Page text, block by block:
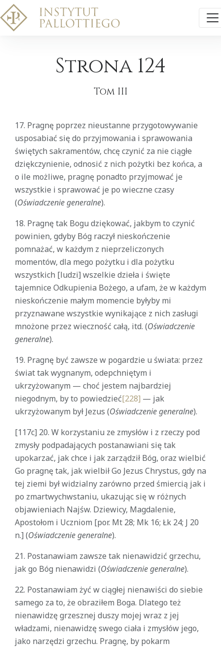
Strona 124
Tom III
17. Pragnę poprzez nieustanne przygotowywanie
usposabiać się do przyjmowania i sprawowania
świętych sakramentów, chcę czynić za nie ciągłe
dziękczynienie, odnosić z nich pożytki bez końca, a
o ile możliwe, pragnę ponadto przyjmować je
wszystkie i sprawować je po wieczne czasy
(Oświadczenie generalne).
18. Pragnę tak Bogu dziękować, jakbym to czynić
powinien, gdyby Bóg raczył nieskończenie
pomnażać, w każdym z nieprzeliczonych
momentów, dla mego pożytku i dla pożytku
wszystkich [ludzi] wszelkie dzieła i święte
tajemnice Odkupienia Bożego, a ufam, że w każdym
nieskończenie małym momencie byłyby mi
przyznawane wszystkie wynikające z nich zasługi
mnożone przez wieczność całą, itd. (Oświadczenie
generalne).
19. Pragnę być zawsze w pogardzie u świata: przez
świat tak wygnanym, odepchniętym i
ukrzyżowanym — choć jestem najbardziej
niegodnym, by to powiedzieć[228] — jak
ukrzyżowanym był Jezus (Oświadczenie generalne).
[117c] 20. W korzystaniu ze zmysłów i z rzeczy pod
zmysły podpadających postanawiani się tak
upokarzać, jak chce i jak zarządził Bóg, oraz wielbić
Go pragnę tak, jak wielbił Go Jezus Chrystus, gdy na
tej ziemi był widzialny zarówno przed śmiercią jak i
po zmartwychwstaniu, ukazując się w różnych
objawieniach Najśw. Dziewicy, Magdalenie,
Apostołom i Uczniom [por. Mt 28; Mk 16; Łk 24; J 20
n.] (Oświadczenie generalne).
21. Postanawiam zawsze tak nienawidzić grzechu,
jak go Bóg nienawidzi (Oświadczenie generalne).
22. Postanawiam żyć w ciągłej nienawiści do siebie
samego za to, że obraziłem Boga. Dlatego też
nienawidzę grzesznej duszy mojej wraz z jej
władzami, nienawidzę swego ciała i zmysłów jego,
jako narzędzi grzechu. Pragnę, by pokarm